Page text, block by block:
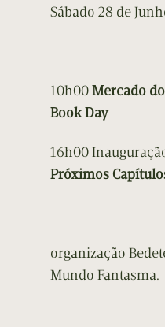
Sábado 28 de
10h00Mercado
Book Day
16h00
Próximos
organização
Mundo Fantasma.